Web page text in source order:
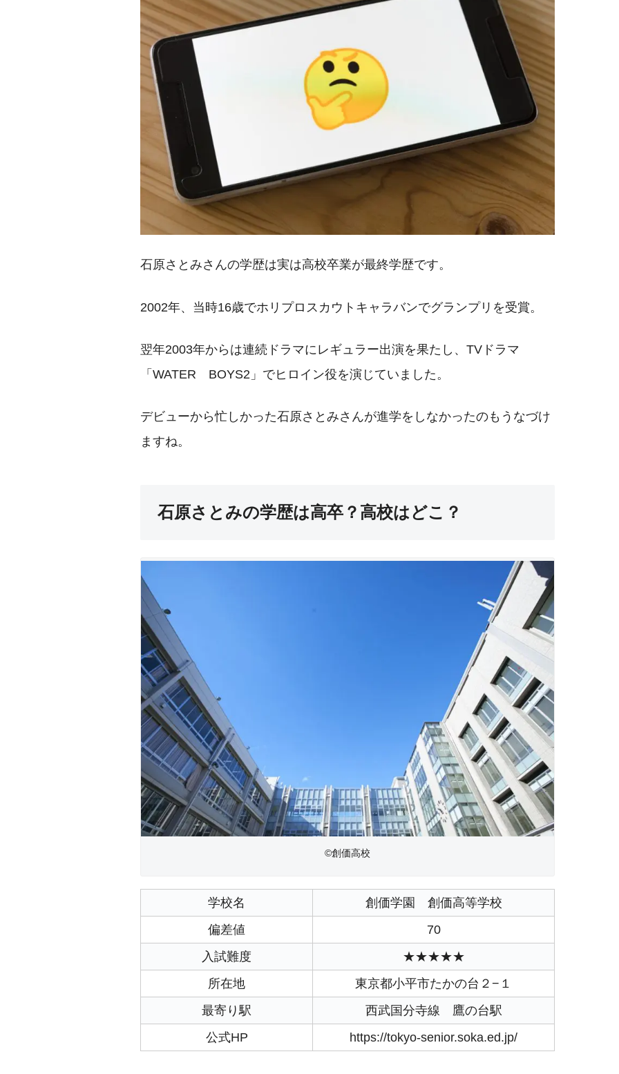
石原さとみさんの学歴は実は高校卒業が最終学歴です。
2002年、当時16歳でホリプロスカウトキャラバンでグランプリを受賞。
翌年2003年からは連続ドラマにレギュラー出演を果たし、TVドラマ
「WATER BOYS2」でヒロイン役を演じていました。
デビューから忙しかった石原さとみさんが進学をしなかったのもうなづけ
ますね。
石原さとみの学歴は高卒？高校はどこ？
©創価高校
学校名
創価学園 創価高等学校
偏差値
70
入試難度
★★★★★
所在地
東京都小平市たかの台２−１
最寄り駅
西武国分寺線 鷹の台駅
公式HP
https://tokyo-senior.soka.ed.jp/